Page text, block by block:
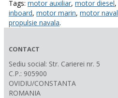
Tags: motor auxiliar, motor diesel,
inboard, motor marin, motor naval
propulsie navala.
CONTACT
Sediu social: Str. Carierei nr. 5
C.P.: 905900
OVIDIU/CONSTANTA
ROMANIA